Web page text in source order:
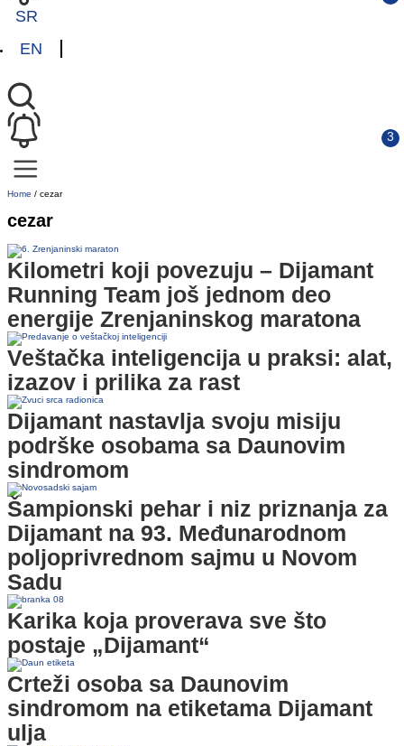
SR
EN
Home / cezar
cezar
Kilometri koji povezuju – Dijamant
Running Team još jednom deo
energije Zrenjaninskog maratona
Veštačka inteligencija u praksi: alat,
izazov i prilika za rast
Dijamant nastavlja svoju misiju
podrške osobama sa Daunovim
sindromom
Šampionski pehar i niz priznanja za
Dijamant na 93. Međunarodnom
poljoprivrednom sajmu u Novom
Sadu
Karika koja proverava sve što
postaje „Dijamant“
Crteži osoba sa Daunovim
sindromom na etiketama Dijamant
ulja